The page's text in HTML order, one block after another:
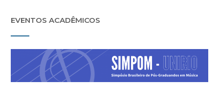
EVENTOS ACADÊMICOS